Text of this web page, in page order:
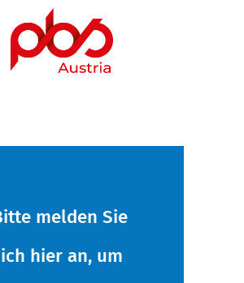
melden Sie
hier an, um